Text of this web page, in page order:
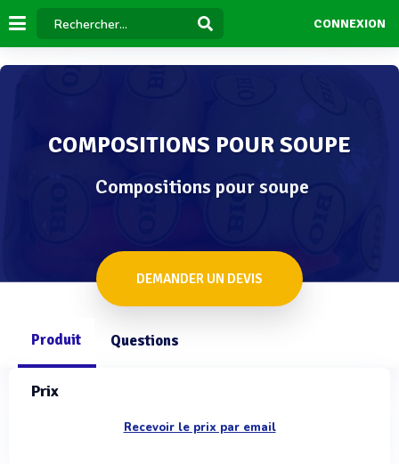
CONNEXION
COMPOSITIONS POUR SOUPE
Compositions pour soupe
DEMANDER UN DEVIS
Produit Questions
Prix
Recevoir le prix par email